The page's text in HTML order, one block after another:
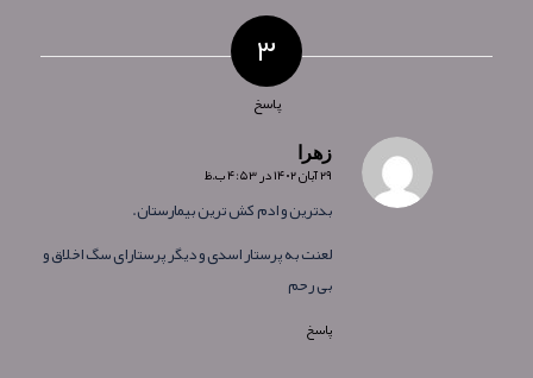
۳
پاسخ
زهرا
گفته:۲۹ آبان ۱۴۰۲ در ۴:۵۳ ب.ظ
بدترین و ادم کش ترین بیمارستان.
لعنت به پرستار اسدی و دیگر پرستارای سگ اخلاق و
بی رحم
پاسخ